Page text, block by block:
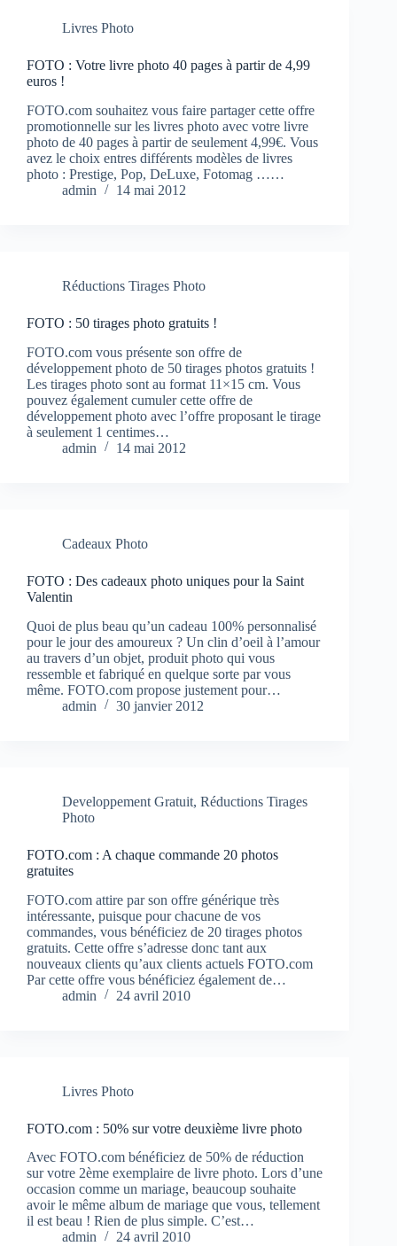
Livres Photo
FOTO : Votre livre photo 40 pages à partir de 4,99
euros !
FOTO.com souhaitez vous faire partager cette offre
promotionnelle sur les livres photo avec votre livre
photo de 40 pages à partir de seulement 4,99€. Vous
avez le choix entres différents modèles de livres
photo : Prestige, Pop, DeLuxe, Fotomag ……
admin
14 mai 2012
Réductions Tirages Photo
FOTO : 50 tirages photo gratuits !
FOTO.com vous présente son offre de
développement photo de 50 tirages photos gratuits !
Les tirages photo sont au format 11×15 cm. Vous
pouvez également cumuler cette offre de
développement photo avec l’offre proposant le tirage
à seulement 1 centimes…
admin
14 mai 2012
Cadeaux Photo
FOTO : Des cadeaux photo uniques pour la Saint
Valentin
Quoi de plus beau qu’un cadeau 100% personnalisé
pour le jour des amoureux ? Un clin d’oeil à l’amour
au travers d’un objet, produit photo qui vous
ressemble et fabriqué en quelque sorte par vous
même. FOTO.com propose justement pour…
admin
30 janvier 2012
Developpement Gratuit, Réductions Tirages
Photo
FOTO.com : A chaque commande 20 photos
gratuites
FOTO.com attire par son offre générique très
intéressante, puisque pour chacune de vos
commandes, vous bénéficiez de 20 tirages photos
gratuits. Cette offre s’adresse donc tant aux
nouveaux clients qu’aux clients actuels FOTO.com
Par cette offre vous bénéficiez également de…
admin
24 avril 2010
Livres Photo
FOTO.com : 50% sur votre deuxième livre photo
Avec FOTO.com bénéficiez de 50% de réduction
sur votre 2ème exemplaire de livre photo. Lors d’une
occasion comme un mariage, beaucoup souhaite
avoir le même album de mariage que vous, tellement
il est beau ! Rien de plus simple. C’est…
admin
24 avril 2010